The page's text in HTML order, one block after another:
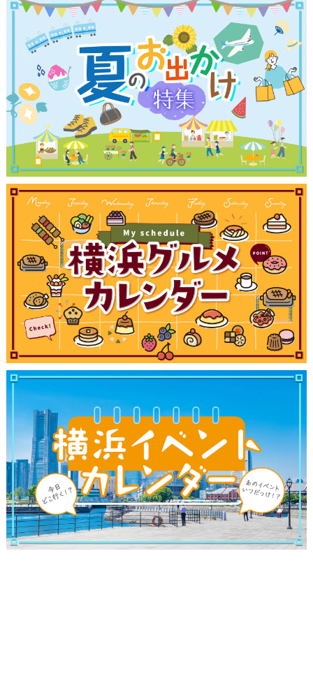
観光ガイド
ランキング
ブログ記事
サイトについて